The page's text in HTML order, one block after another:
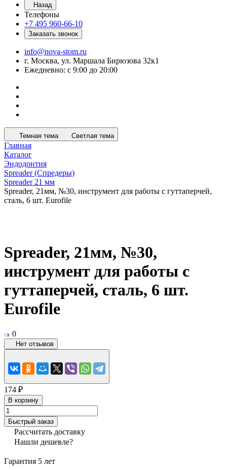
Назад
Телефоны
+7 495 960-66-10
Заказать звонок
info@nova-stom.ru
г. Москва, ул. Маршала Бирюзова 32к1
Ежедневно: с 9:00 до 20:00
Темная тема Светлая тема
Главная
Каталог
Эндодонтия
Spreader (Спредеры)
Spreader 21 мм
Spreader, 21мм, №30, инструмент для работы с гуттаперчей,
сталь, 6 шт. Eurofile
Spreader, 21мм, №30,
инструмент для работы с
гуттаперчей, сталь, 6 шт.
Eurofile
0
Нет отзывов
174 ₽
В корзину
Быстрый заказ
Рассчитать доставку
Нашли дешевле?
Гарантия 5 лет